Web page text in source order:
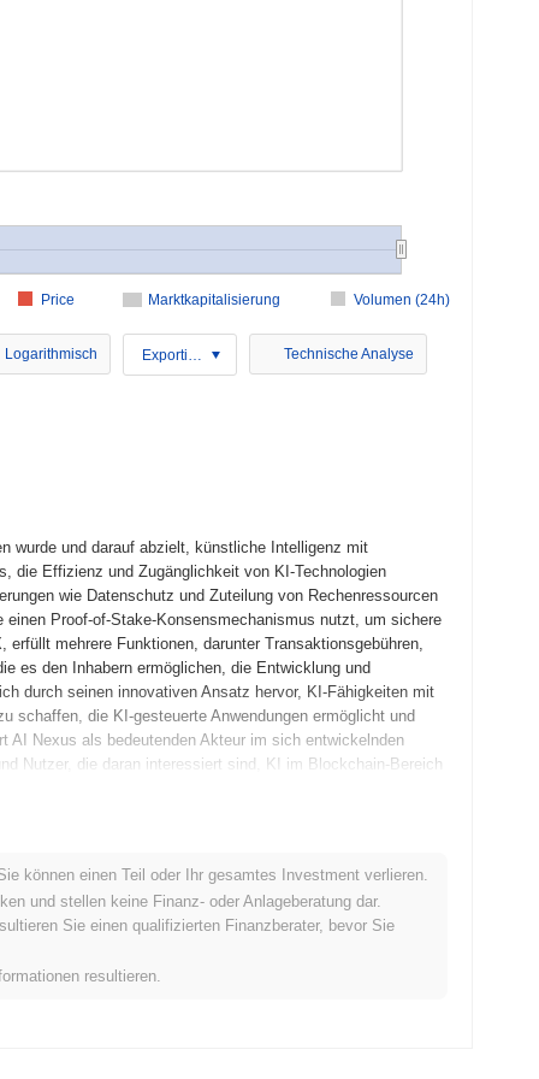
Marktkapitalisierung Volumen (24h)
Price
Logarithmisch Exportieren Technische Analyse
wurde und darauf abzielt, künstliche Intelligenz mit
die Effizienz und Zugänglichkeit von KI-Technologien
wie Datenschutz und Zuteilung von Rechenressourcen
Proof-of-Stake-Konsensmechanismus nutzt, um sichere
mehrere Funktionen, darunter Transaktionsgebühren,
es den Inhabern ermöglichen, die Entwicklung und
durch seinen innovativen Ansatz hervor, KI-Fähigkeiten mit
schaffen, die KI-gesteuerte Anwendungen ermöglicht und
AI Nexus als bedeutenden Akteur im sich entwickelnden
Nutzer, die daran interessiert sind, KI im Blockchain-Bereich
veröffentlichte, das die Vision und den technischen
gestartet, das Entwicklern und frühen Anwendern
Das Hauptnetz wurde anschließend im Dezember 2022
Blockchain-Umgebung markierte. Die frühe Entwicklung
um die Benutzererfahrung und die
erfolgte im Januar 2023 durch ein faires Launch-Modell,
können einen Teil oder Ihr gesamtes Investment verlieren.
und stellen keine Finanz- oder Anlageberatung dar.
Sie einen qualifizierten Finanzberater, bevor Sie
resultieren.